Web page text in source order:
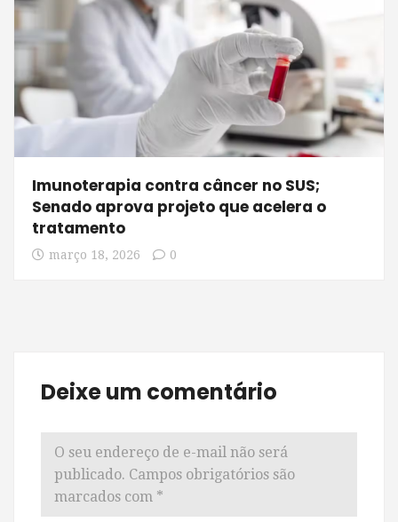
Imunoterapia contra câncer no SUS;
Senado aprova projeto que acelera o
tratamento
março 18, 2026 0
Deixe um comentário
O seu endereço de e-mail não será
publicado. Campos obrigatórios são
marcados com *